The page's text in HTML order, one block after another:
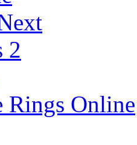
2
Rings Online